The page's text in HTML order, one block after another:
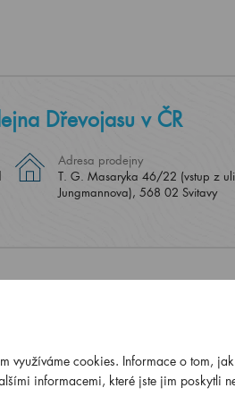
Dřevojasu v ČR
Adresa prodejny
T. G. Masaryka 46/22 (vstup z
Jungmannova), 568 02 Svitavy
využíváme cookies. Informace o tom,
informacemi, které jste jim poskytli